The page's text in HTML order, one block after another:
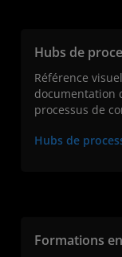
Hubs de
Référence
documentation
processus de
Hubs de
Formations